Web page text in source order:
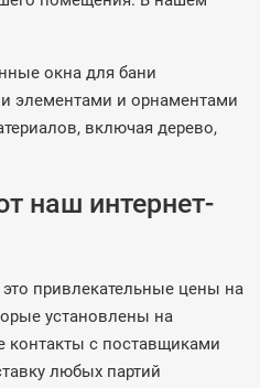
окна для бани
элементами и орнаментами
включая дерево,
наш интернет-
привлекательные цены на
установлены на
с поставщиками
любых партий